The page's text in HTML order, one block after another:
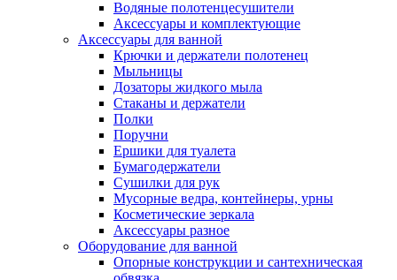
Водяные полотенцесушители
Аксессуары и комплектующие
Аксессуары для ванной
Крючки и держатели полотенец
Мыльницы
Дозаторы жидкого мыла
Стаканы и держатели
Полки
Поручни
Ершики для туалета
Бумагодержатели
Сушилки для рук
Мусорные ведра, контейнеры, урны
Косметические зеркала
Аксессуары разное
Оборудование для ванной
Опорные конструкции и сантехническая